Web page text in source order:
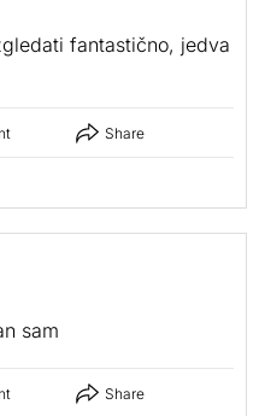
fantastično, jedva
Share
sam
Share